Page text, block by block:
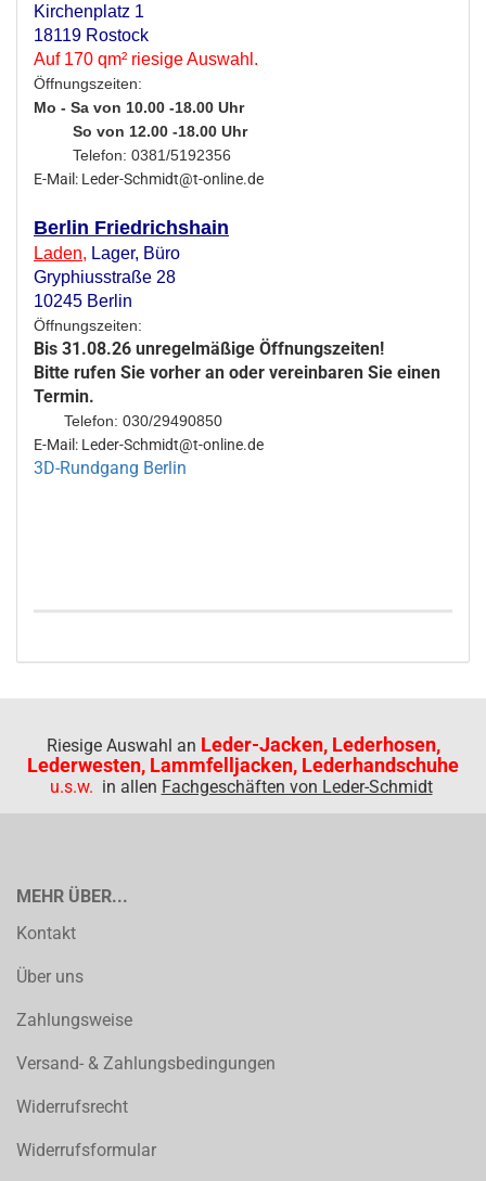
Kirchenplatz 1
18119 Rostock
Auf 170 qm² riesige Auswahl.
Öffnungszeiten:
Mo - Sa von 10.00 -18.00 Uhr
So von 12.00 -18.00 Uhr
Telefon: 0381/5192356
E-Mail: Leder-Schmidt@t-online.de
Berlin Friedrichshain
Laden, Lager, Büro
Gryphiusstraße 28
10245 Berlin
Öffnungszeiten:
Bis 31.08.26 unregelmäßige Öffnungszeiten!
Bitte rufen Sie vorher an oder vereinbaren Sie einen
Termin.
Telefon: 030/29490850
E-Mail: Leder-Schmidt@t-online.de
3D-Rundgang Berlin
Riesige Auswahl an Leder-Jacken, Lederhosen,
Lederwesten, Lammfelljacken, Lederhandschuhe
u.s.w. in allen Fachgeschäften von Leder-Schmidt
MEHR ÜBER...
Kontakt
Über uns
Zahlungsweise
Versand- & Zahlungsbedingungen
Widerrufsrecht
Widerrufsformular